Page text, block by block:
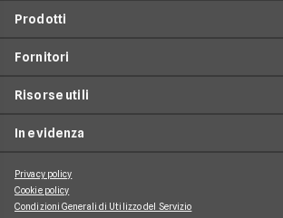
Contatti
Servizio clienti
Prodotti
Offerte Internet Casa
Offerte Telefonia mobile
Fornitori
Provider Internet
Piattaforme Streaming e Pay-TV
Risorse utili
Guide internet casa
Guide alla telefonia mobile
In evidenza
Aggiornamenti su Luce e Gas
Approfondimenti Internet Casa
Privacy policy
Cookie policy
Condizioni Generali di Utilizzo del Servizio